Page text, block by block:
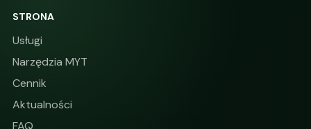
STRONA
Usługi
Narzędzia MYT
Cennik
Aktualności